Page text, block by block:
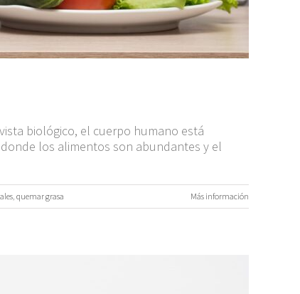
biológico, el cuerpo humano está
los alimentos son abundantes y el
, quemar grasa Más información